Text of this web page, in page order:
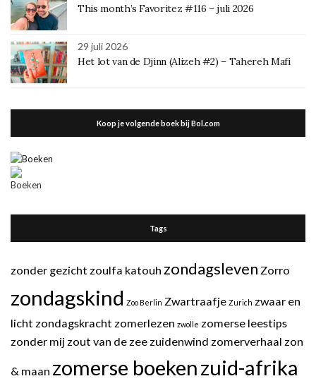
This month’s Favoritez #116 – juli 2026
29 juli 2026
Het lot van de Djinn (Alizeh #2) – Tahereh Mafi
Koop je volgende boek bij Bol.com
Tags
zonder gezicht zoulfa katouh zondagsleven Zorro
zondagskind Zoo Berlin Zwartraafje Zurich zwaar en
licht zondagskracht zomerlezen zwolle zomerse leestips
zonder mij zout van de zee zuidenwind zomerverhaal zon
& maan zomerse boekenzuid-afrika